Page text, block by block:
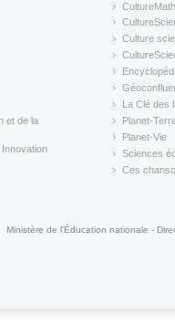
et de la
CultureMath
(link is
(link is
Culture
(link is
(link is
(link is
La Clé des
(link is
Planet-
(link is
Planet-Vie
(link is
Sciences
(link is
Ces
Ministère de l'Éducation nationale -